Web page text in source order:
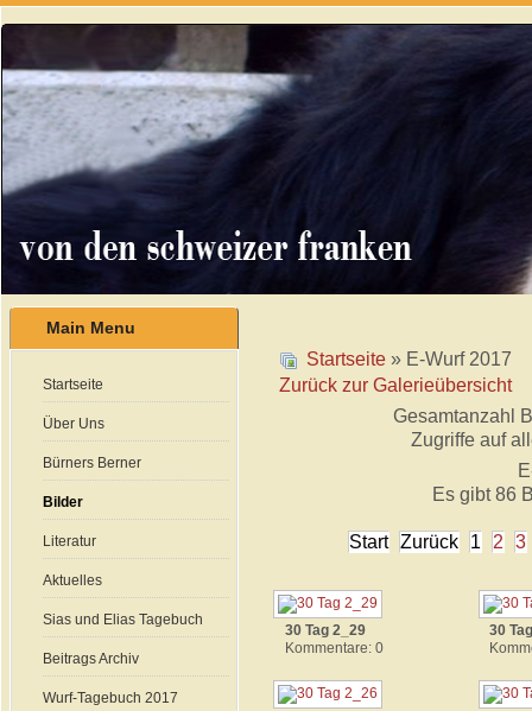
Main Menu
Startseite
Über Uns
Bürners Berner
Bilder
Literatur
Aktuelles
Sias und Elias Tagebuch
Beitrags Archiv
Wurf-Tagebuch 2017
Startseite » E-Wurf 2017
Zurück zur Galerieübersicht
Gesamtanzahl
Zugriffe auf
Es gibt 86
Start Zurück 1 2 3
30 Tag 2_29
Kommentare: 0
30